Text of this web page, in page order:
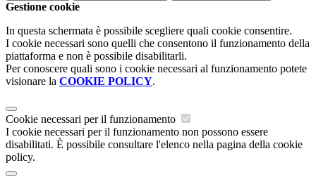
Gestione cookie
In questa schermata è possibile scegliere quali cookie consentire.
I cookie necessari sono quelli che consentono il funzionamento della
piattaforma e non è possibile disabilitarli.
Per conoscere quali sono i cookie necessari al funzionamento potete
visionare la COOKIE POLICY.
Cookie necessari per il funzionamento
I cookie necessari per il funzionamento non possono essere
disabilitati. È possibile consultare l'elenco nella pagina della cookie
policy.